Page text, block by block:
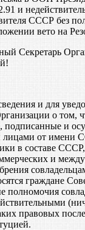
и
СССР без
вето на
Секретарь
и для
о том,
подписанные и
лицами от
в составе
и
граждане
правовых